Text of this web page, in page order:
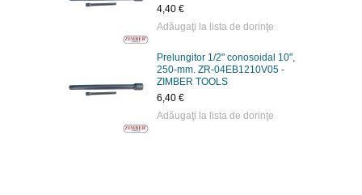
4,40 €
Adăugaţi la lista de dorinţe
Prelungitor 1/2" conosoidal 10",
250-mm. ZR-04EB1210V05 -
ZIMBER TOOLS
6,40 €
Adăugaţi la lista de dorinţe